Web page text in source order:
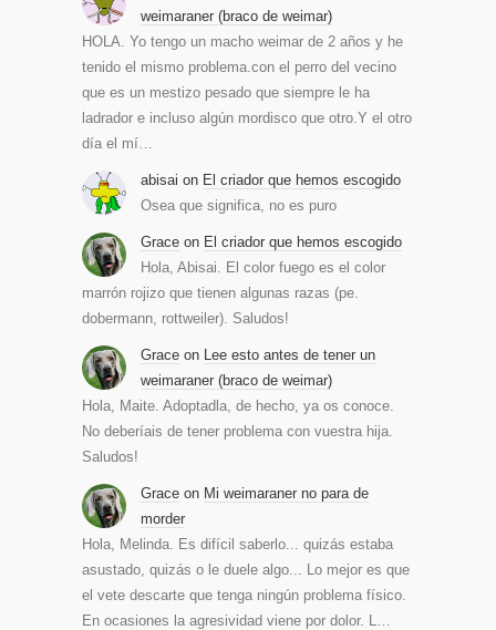
weimaraner (braco de weimar)
HOLA. Yo tengo un macho weimar de 2 años y he
tenido el mismo problema.con el perro del vecino
que es un mestizo pesado que siempre le ha
ladrador e incluso algún mordisco que otro.Y el otro
día el mí…
abisai on El criador que hemos escogido
Osea que significa, no es puro
Grace on El criador que hemos escogido
Hola, Abisai. El color fuego es el color
marrón rojizo que tienen algunas razas (pe.
dobermann, rottweiler). Saludos!
Grace on
Lee esto antes de tener un
weimaraner (braco de weimar)
Hola, Maite. Adoptadla, de hecho, ya os conoce.
No deberíais de tener problema con vuestra hija.
Saludos!
Grace on Mi weimaraner no para de
morder
Hola, Melinda. Es difícil saberlo... quizás estaba
asustado, quizás o le duele algo... Lo mejor es que
el vete descarte que tenga ningún problema físico.
En ocasiones la agresividad viene por dolor. L…